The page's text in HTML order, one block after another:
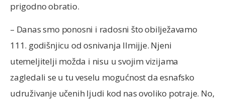
prigodno obratio.
– Danas smo ponosni i radosni što obilježavamo
111. godišnjicu od osnivanja Ilmijje. Njeni
utemeljitelji možda i nisu u svojim vizijama
zagledali se u tu veselu mogućnost da esnafsko
udruživanje učenih ljudi kod nas ovoliko potraje. No,